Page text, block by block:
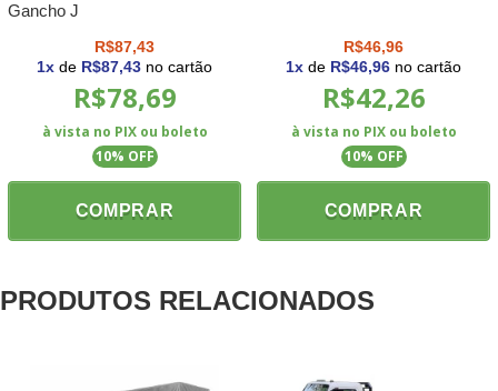
Gancho J
R$87,43
1x de R$87,43 no cartão
R$78,69
à vista no PIX ou boleto
10% OFF
COMPRAR
R$46,96
1x de R$46,96 no cartão
R$42,26
à vista no PIX ou boleto
10% OFF
COMPRAR
PRODUTOS RELACIONADOS